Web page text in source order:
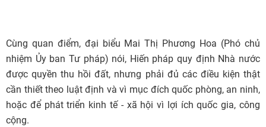
Cùng quan điểm, đại biểu Mai Thị Phương Hoa (Phó chủ
nhiệm Ủy ban Tư pháp) nói, Hiến pháp quy định Nhà nước
được quyền thu hồi đất, nhưng phải đủ các điều kiện thật
cần thiết theo luật định và vì mục đích quốc phòng, an ninh,
hoặc để phát triển kinh tế - xã hội vì lợi ích quốc gia, công
cộng.